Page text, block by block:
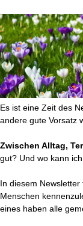
Es ist eine Zeit des
andere gute Vorsatz
Zwischen Alltag,
gut? Und wo kann
In diesem
Menschen
eines haben alle